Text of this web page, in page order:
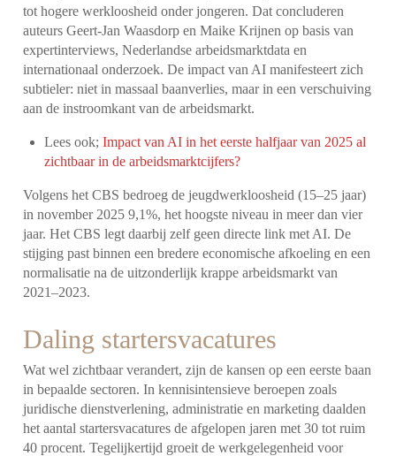
tot hogere werkloosheid onder jongeren. Dat concluderen
auteurs Geert-Jan Waasdorp en Maike Krijnen op basis van
expertinterviews, Nederlandse arbeidsmarktdata en
internationaal onderzoek. De impact van AI manifesteert zich
subtieler: niet in massaal baanverlies, maar in een verschuiving
aan de instroomkant van de arbeidsmarkt.
Lees ook;Impact van AI in het eerste halfjaar van 2025 al
zichtbaar in de arbeidsmarktcijfers?
Volgens het CBS bedroeg de jeugdwerkloosheid (15–25 jaar)
in november 2025 9,1%, het hoogste niveau in meer dan vier
jaar. Het CBS legt daarbij zelf geen directe link met AI. De
stijging past binnen een bredere economische afkoeling en een
normalisatie na de uitzonderlijk krappe arbeidsmarkt van
2021–2023.
Daling startersvacatures
Wat wel zichtbaar verandert, zijn de kansen op een eerste baan
in bepaalde sectoren. In kennisintensieve beroepen zoals
juridische dienstverlening, administratie en marketing daalden
het aantal startersvacatures de afgelopen jaren met 30 tot ruim
40 procent. Tegelijkertijd groeit de werkgelegenheid voor